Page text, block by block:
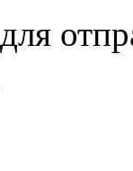
для